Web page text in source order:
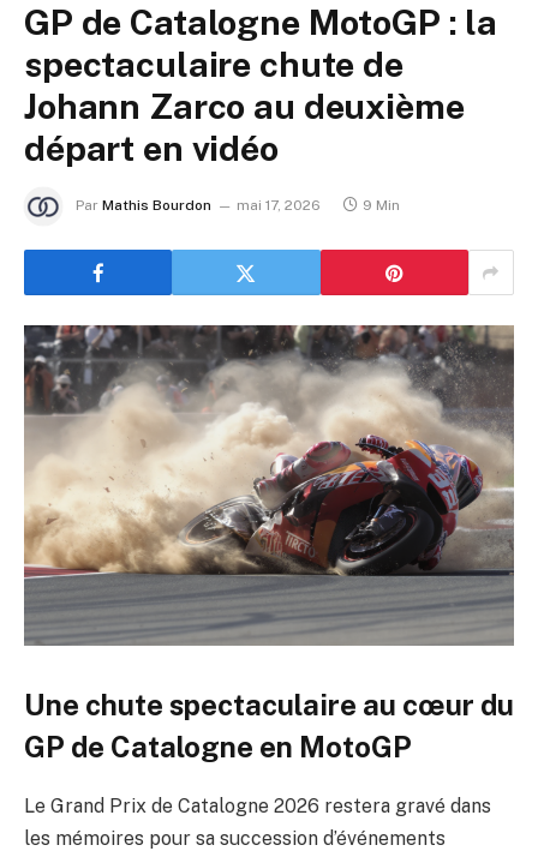
GP de Catalogne MotoGP : la
spectaculaire chute de
Johann Zarco au deuxième
départ en vidéo
Par Mathis Bourdon mai 17, 2026 9 Min
Une chute spectaculaire au cœur du
GP de Catalogne en MotoGP
Le Grand Prix de Catalogne 2026 restera gravé dans
les mémoires pour sa succession d’événements